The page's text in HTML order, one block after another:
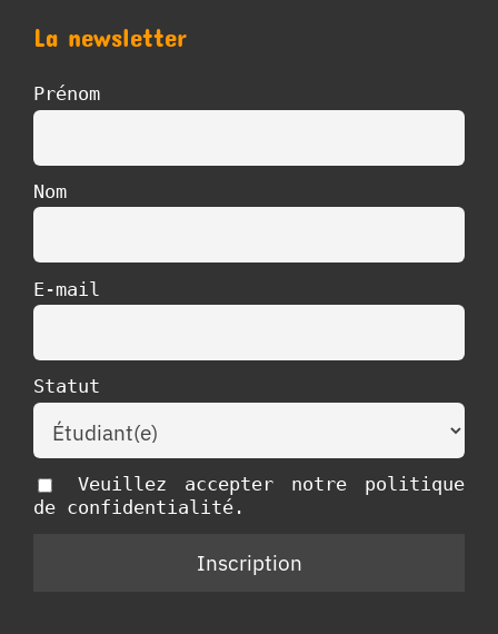
La newsletter
Prénom
Nom
E-mail
Statut
Veuillez accepter notre politique
de confidentialité.